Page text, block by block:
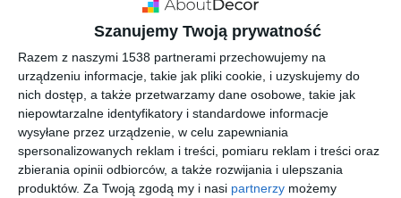
Szanujemy Twoją prywatność
Razem z naszymi 1538 partnerami przechowujemy na
urządzeniu informacje, takie jak pliki cookie, i uzyskujemy do
nich dostęp, a także przetwarzamy dane osobowe, takie jak
niepowtarzalne identyfikatory i standardowe informacje
wysyłane przez urządzenie, w celu zapewniania
spersonalizowanych reklam i treści, pomiaru reklam i treści oraz
zbierania opinii odbiorców, a także rozwijania i ulepszania
produktów. Za Twoją zgodą my i nasi partnerzy możemy